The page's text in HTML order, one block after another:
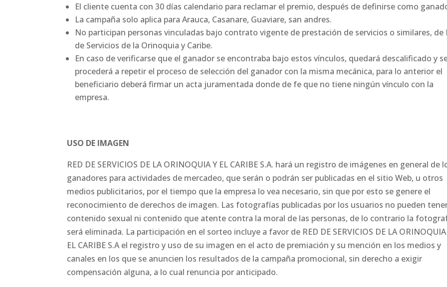
El cliente cuenta con 30 días calendario para reclamar el premio, después de definirse como
La campaña solo aplica para Arauca, Casanare, Guaviare, san andres.
No participan personas vinculadas bajo contrato vigente de prestación de servicios o similares, de
de Servicios de la Orinoquia y Caribe.
En caso de verificarse que el ganador se encontraba bajo estos vínculos, quedará descalificado y
procederá a repetir el proceso de selección del ganador con la misma mecánica, para lo anterior el
beneficiario deberá firmar un acta juramentada donde de fe que no tiene ningún vínculo con la
empresa.
USO DE IMAGEN
RED DE SERVICIOS DE LA ORINOQUIA Y EL CARIBE S.A. hará un registro de imágenes en general de
ganadores para actividades de mercadeo, que serán o podrán ser publicadas en el sitio Web, u otros
medios publicitarios, por el tiempo que la empresa lo vea necesario, sin que por esto se genere el
reconocimiento de derechos de imagen. Las fotografías publicadas por los usuarios no pueden
contenido sexual ni contenido que atente contra la moral de las personas, de lo contrario la
será eliminada. La participación en el sorteo incluye a favor de RED DE SERVICIOS DE LA ORINOQUIA
EL CARIBE S.A el registro y uso de su imagen en el acto de premiación y su mención en los medios y
canales en los que se anuncien los resultados de la campaña promocional, sin derecho a exigir
compensación alguna, a lo cual renuncia por anticipado.